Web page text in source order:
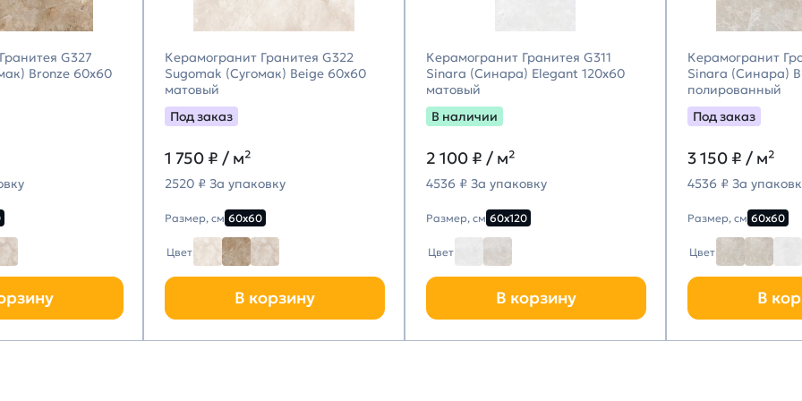
G327
Bronze 60х60
Керамогранит Гранитея G322
Sugomak (Сугомак) Beige 60х60
матовый
Под заказ
1 750 ₽ / м²
2520 ₽ За упаковку
Размер, см 60х60
Цвет
В корзину
Керамогранит Гранитея G311
Sinara (Синара) Elegant 120х60
матовый
В наличии
2 100 ₽ / м²
4536 ₽ За упаковку
Размер, см 60х120
Цвет
В корзину
Керамогранит
Sinara (Синара)
полированный
Под заказ
3 150 ₽ / м²
4536 ₽ За
Размер, см 60х60
Цвет
В